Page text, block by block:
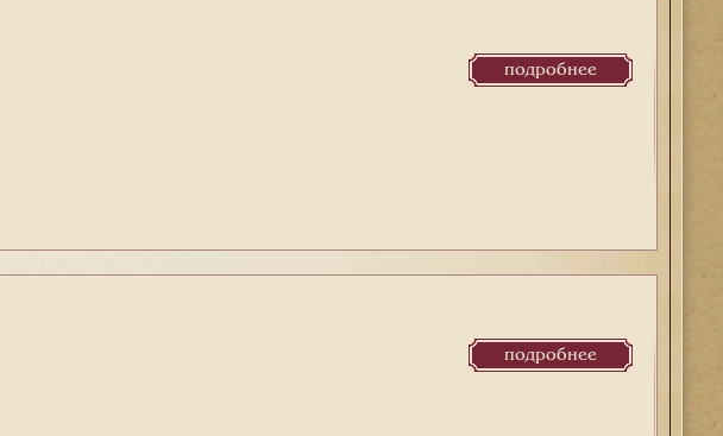
подробнее
подробнее